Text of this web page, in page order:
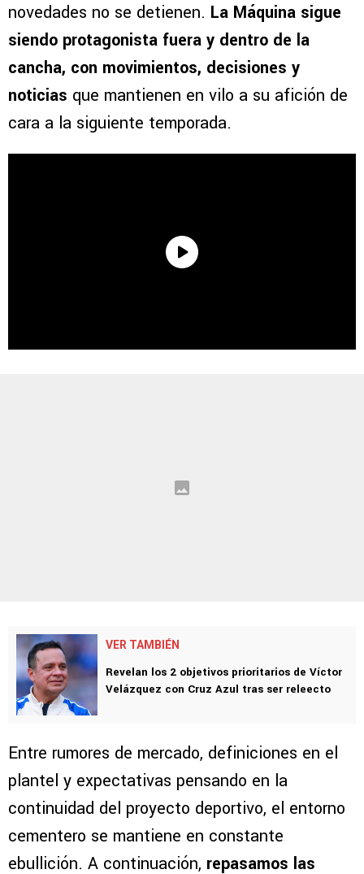
novedades no se detienen. La Máquina sigue
siendo protagonista fuera y dentro de la
cancha, con movimientos, decisiones y
noticias que mantienen en vilo a su afición de
cara a la siguiente temporada.
VER TAMBIÉN
Revelan los 2 objetivos prioritarios de Víctor
Velázquez con Cruz Azul tras ser releecto
Entre rumores de mercado, definiciones en el
plantel y expectativas pensando en la
continuidad del proyecto deportivo, el entorno
cementero se mantiene en constante
ebullición. A continuación, repasamos las